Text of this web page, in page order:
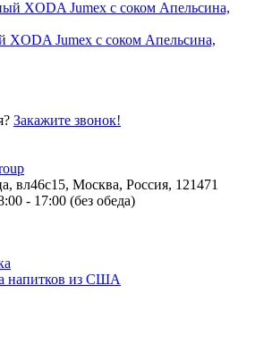
XODA Jumex с соком Апельсина,
Закажите звонок!
вл46с15, Москва, Россия, 121471
- 17:00 (без обеда)
напитков из США